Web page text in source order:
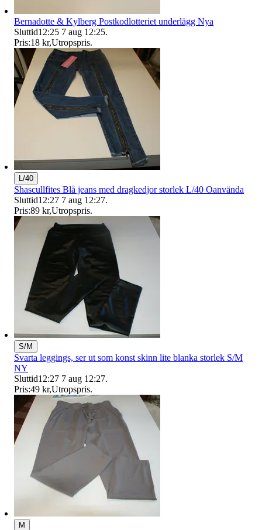
Bernadotte & Kylberg Postkodlotteriet underlägg Nya
Sluttid12:25 7 aug 12:25.
Pris:18 kr,Utropspris.
L/40
Shascullfites Blå jeans med dragkedjor storlek L/40 Oanvända
Sluttid12:27 7 aug 12:27.
Pris:89 kr,Utropspris.
S/M
Svarta leggings, ser ut som konst skinn lite blanka storlek S/M
NY
Sluttid12:27 7 aug 12:27.
Pris:49 kr,Utropspris.
M